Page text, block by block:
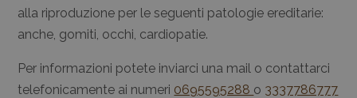
alla riproduzione per le seguenti patologie ereditarie:
anche, gomiti, occhi, cardiopatie.
Per informazioni potete inviarci una mail o contattarci
telefonicamente ai numeri 0695595288 o 3337786777